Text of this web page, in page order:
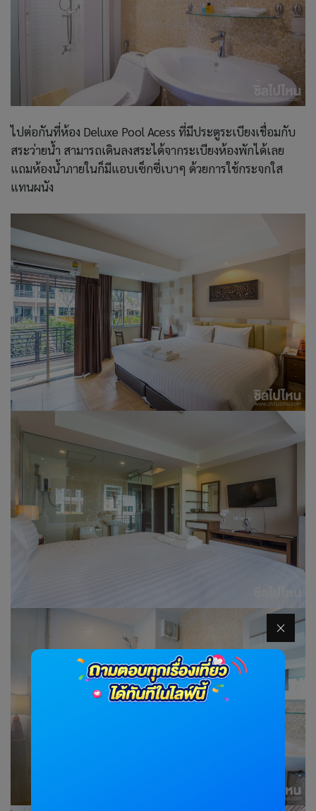
ไปต่อกันที่ห้อง Deluxe Pool Acess ที่มีประตูระเบียงเชื่อมกับ
สระว่ายน้ำ สามารถเดินลงสระได้จากระเบียงห้องพักได้เลย
แถมห้องน้ำภายในก็มีแอบเซ็กซี่เบาๆ ด้วยการใช้กระจกใส
แทนผนัง